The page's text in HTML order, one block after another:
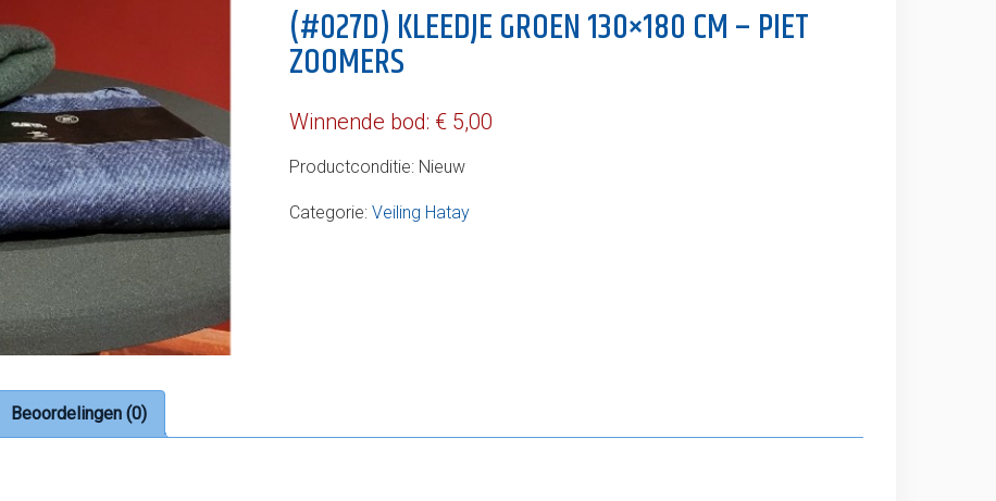
(#027D) KLEEDJE GROEN 130×180 CM – PIET
ZOOMERS
Winnende bod: € 5,00
Productconditie: Nieuw
Categorie: Veiling Hatay
Beoordelingen (0)